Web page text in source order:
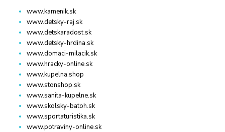
www.kamenik.sk
www.detsky-raj.sk
www.detskaradost.sk
www.detsky-hrdina.sk
www.domaci-milacik.sk
www.hracky-online.sk
www.kupelna.shop
www.stonshop.sk
www.sanita-kupelne.sk
www.skolsky-batoh.sk
www.sportaturistika.sk
www.potraviny-online.sk